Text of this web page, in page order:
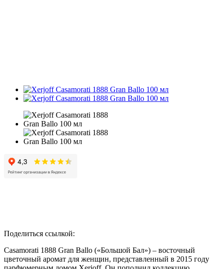
Поделиться ссылкой:
Casamorati 1888 Gran Ballo («Большой Бал») – восточный
цветочный аромат для женщин, представленный в 2015 году